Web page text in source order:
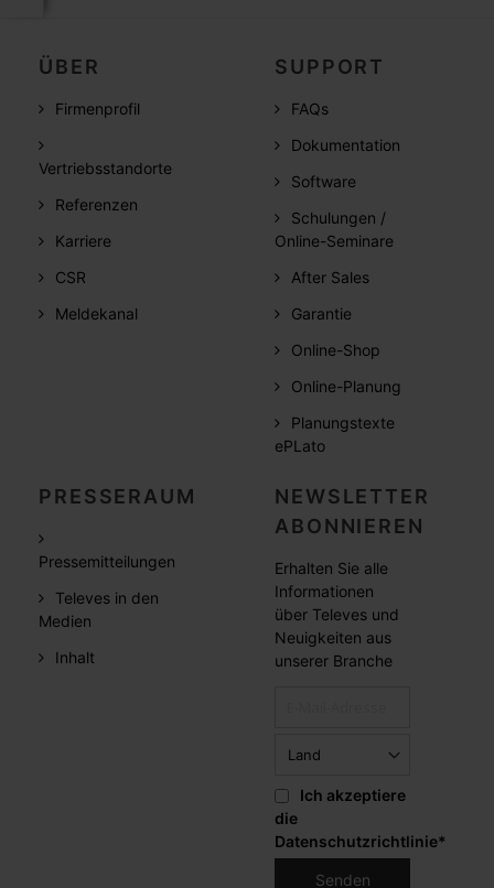
ÜBER
Firmenprofil
Vertriebsstandorte
Referenzen
Karriere
CSR
Meldekanal
SUPPORT
FAQs
Dokumentation
Software
Schulungen /
Online-Seminare
After Sales
Garantie
Online-Shop
Online-Planung
Planungstexte
ePLato
PRESSERAUM
Pressemitteilungen
Televes in den
Medien
Inhalt
NEWSLETTER
ABONNIEREN
Erhalten Sie alle
Informationen
über Televes und
Neuigkeiten aus
unserer Branche
Ich akzeptiere
die
Datenschutzrichtlinie*